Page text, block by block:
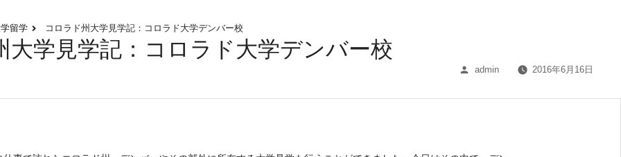
留学 コロラド州大学見学記：コロラド大学デンバー校
大学見学記：コロラド大学デンバー校
投
者:
admin 2016年6月16日